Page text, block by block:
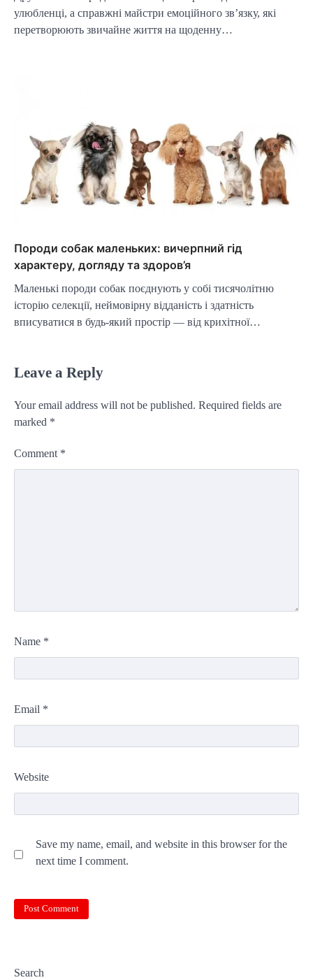
улюбленці, а справжні майстри емоційного зв’язку, які
перетворюють звичайне життя на щоденну…
Породи собак маленьких: вичерпний гід
характеру, догляду та здоров’я
Маленькі породи собак поєднують у собі тисячолітню
історію селекції, неймовірну відданість і здатність
вписуватися в будь-який простір — від крихітної…
Leave a Reply
Your email address will not be published. Required fields are
marked *
Comment *
Name *
Email *
Website
Save my name, email, and website in this browser for the
next time I comment.
Search